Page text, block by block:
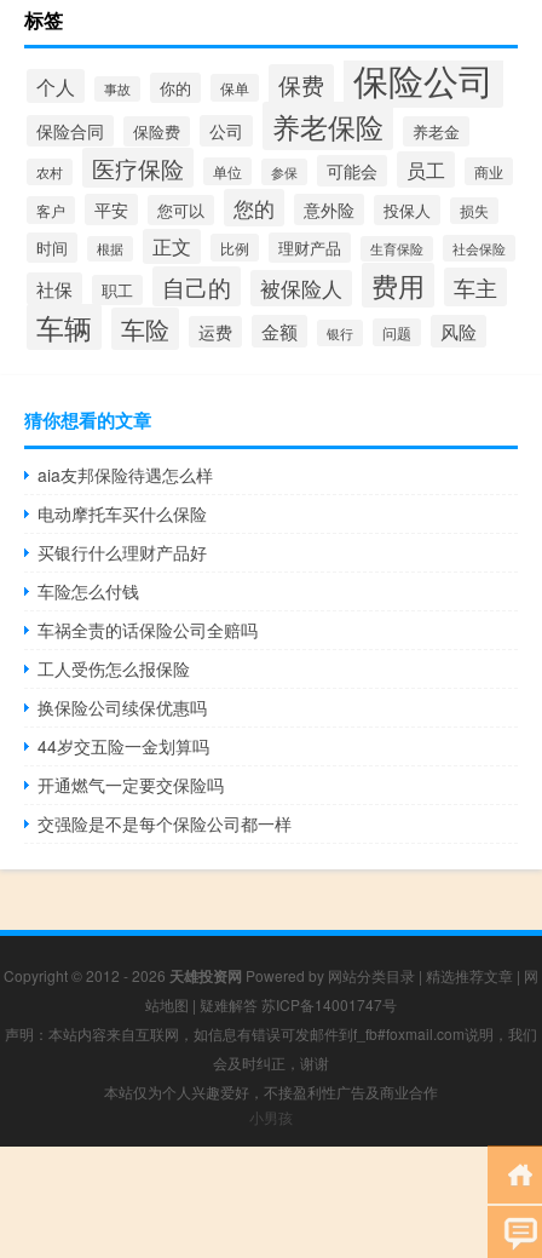
标签
个人 事故 你的 保单 保费 保险公司
保险合同 保险费 公司 养老保险 养老金
农村 医疗保险 单位 参保 可能会 员工
商业
客户
平安 您可以 您的 意外险 投保人 损失
时间 根据 正文 比例 理财产品 生育保险 社会保险
社保 职工 自己的 被保险人 费用 车主
车辆 车险 运费 金额 银行 问题 风险
猜你想看的文章
aia友邦保险待遇怎么样
电动摩托车买什么保险
买银行什么理财产品好
车险怎么付钱
车祸全责的话保险公司全赔吗
工人受伤怎么报保险
换保险公司续保优惠吗
44岁交五险一金划算吗
开通燃气一定要交保险吗
交强险是不是每个保险公司都一样
Copyright © 2012 - 2026 天雄投资网 Powered by 网站分类目录 | 精选推荐文章 | 网
站地图 | 疑难解答 苏ICP备14001747号
声明：本站内容来自互联网，如信息有错误可发邮件到f_fb#foxmail.com说明，我们
会及时纠正，谢谢
本站仅为个人兴趣爱好，不接盈利性广告及商业合作
小男孩